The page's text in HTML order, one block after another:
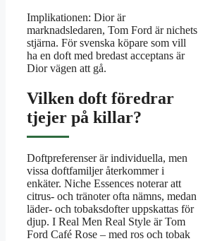
Implikationen: Dior är
marknadsledaren, Tom Ford är nichets
stjärna. För svenska köpare som vill
ha en doft med bredast acceptans är
Dior vägen att gå.
Vilken doft föredrar
tjejer på killar?
Doftpreferenser är individuella, men
vissa doftfamiljer återkommer i
enkäter. Niche Essences noterar att
citrus- och tränoter ofta nämns, medan
läder- och tobaksdofter uppskattas för
djup. I Real Men Real Style är Tom
Ford Café Rose – med ros och tobak